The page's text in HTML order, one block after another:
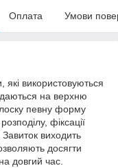
Оплата Умови
які використовуються
на верхню
певну форму
фіксації
Завиток виходить
досягти
довгий час.